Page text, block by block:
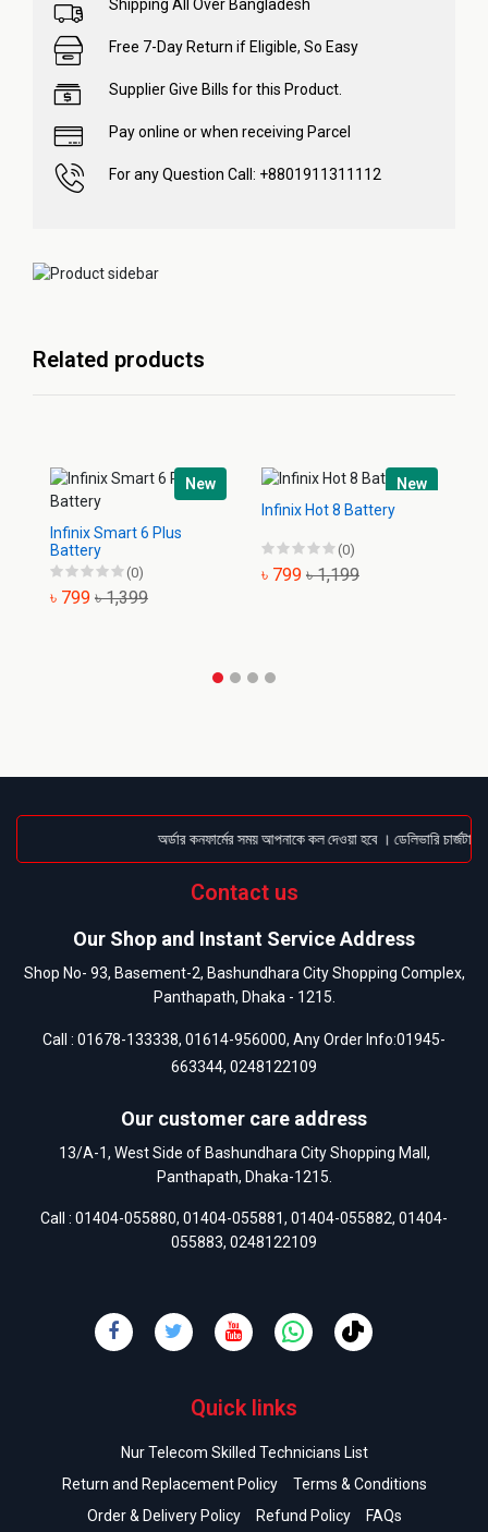
Shipping All Over Bangladesh
Free 7-Day Return if Eligible, So Easy
Supplier Give Bills for this Product.
Pay online or when receiving Parcel
For any Question Call: +8801911311112
Related products
New
Infinix Smart 6 Plus
Battery
(0)
৳ 799 ৳ 1,399
New
Infinix Hot 8 Battery
(0)
৳ 799 ৳ 1,199
অর্ডার কনফার্মের সময় আপনাকে কল দেওয়া হবে । ডেলিভারি
Contact us
Our Shop and Instant Service Address
Shop No- 93, Basement-2, Bashundhara City Shopping Complex,
Panthapath, Dhaka - 1215.
Call : 01678-133338, 01614-956000, Any Order Info:01945-
663344, 0248122109
Our customer care address
13/A-1, West Side of Bashundhara City Shopping Mall,
Panthapath, Dhaka-1215.
Call : 01404-055880, 01404-055881, 01404-055882, 01404-
055883, 0248122109
Quick links
Nur Telecom Skilled Technicians List
Return and Replacement Policy
Terms & Conditions
Order & Delivery Policy
Refund Policy FAQs